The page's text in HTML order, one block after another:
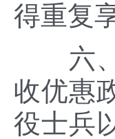
得重复
六、
收优惠
役士兵